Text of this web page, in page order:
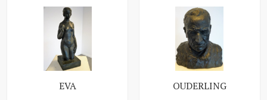
EVA OUDERLING